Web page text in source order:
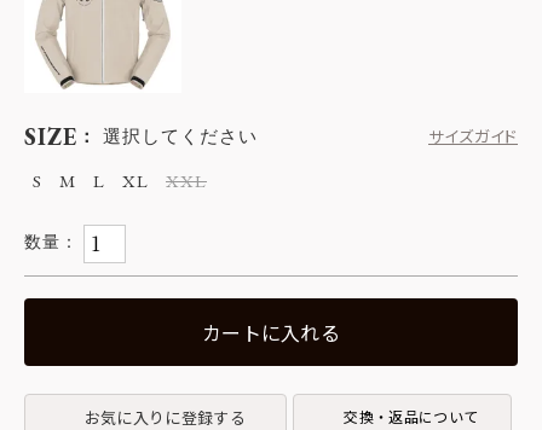
SIZE 選択してください
サイズガイド
S
M L XL XXL
カートに入れる
お気に入りに登録する 交換・返品について